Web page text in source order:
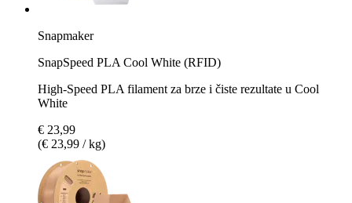
Snapmaker
SnapSpeed PLA Cool White (RFID)
High-Speed PLA filament za brze i čiste rezultate u Cool
White
€ 23,99
(€ 23,99 / kg)